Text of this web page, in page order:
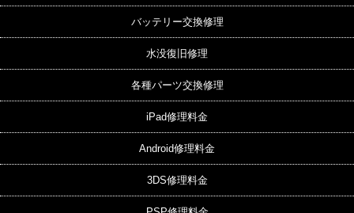
バッテリー交換修理
水没復旧修理
各種パーツ交換修理
iPad修理料金
Android修理料金
3DS修理料金